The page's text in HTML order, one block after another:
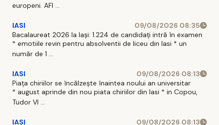
europeni. AFI ...
IASI
09/08/2026 08:35
Bacalaureat 2026 la Iași: 1.224 de candidați intră în examen
* emotiile revin pentru absolventii de liceu din Iasi * un
număr de 1 ...
IASI
09/08/2026 08:13
Piața chiriilor se încălzește înaintea noului an universitar
* august aprinde din nou piata chiriilor din Iasi * in Copou,
Tudor Vl ...
IASI 09/08/2026 08:13